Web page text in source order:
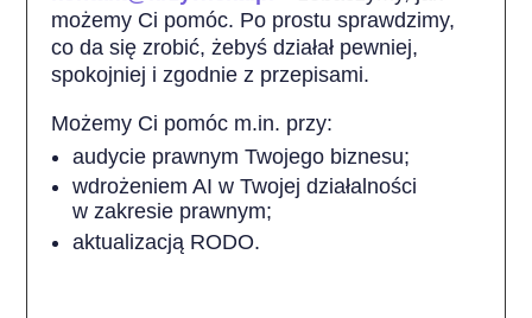
możemy Ci pomóc. Po prostu sprawdzimy,
co da się zrobić, żebyś działał pewniej,
spokojniej i zgodnie z przepisami.
Możemy Ci pomóc m.in. przy:
audycie prawnym Twojego biznesu;
wdrożeniem AI w Twojej działalności
w zakresie prawnym;
aktualizacją RODO.